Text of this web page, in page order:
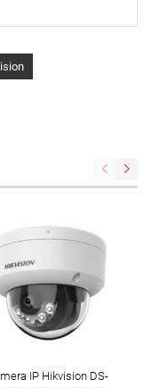
IP Hikvision DS-